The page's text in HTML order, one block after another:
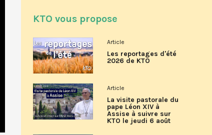
KTO vous propose
Article
Les reportages d'été
2026 de KTO
Article
La visite pastorale du
pape Léon XIV à
Assise à suivre sur
KTO le jeudi 6 août